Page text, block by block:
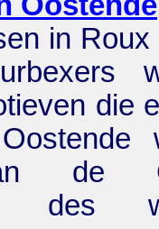
in
die
de
des